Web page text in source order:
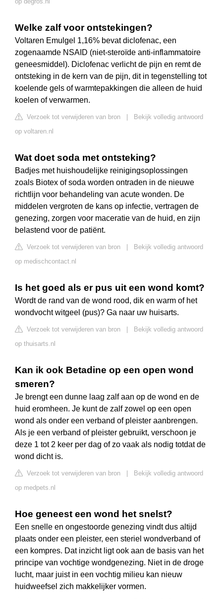
Welke zalf voor ontstekingen?
Voltaren Emulgel 1,16% bevat diclofenac, een
zogenaamde NSAID (niet-steroïde anti-inflammatoire
geneesmiddel). Diclofenac verlicht de pijn en remt de
ontsteking in de kern van de pijn, dit in tegenstelling tot
koelende gels of warmtepakkingen die alleen de huid
koelen of verwarmen.
Verzoek tot verwijderen van bron
Bekijk volledig antwoord
op voltaren.nl
Wat doet soda met ontsteking?
Badjes met huishoudelijke reinigingsoplossingen
zoals Biotex of soda worden ontraden in de nieuwe
richtlijn voor behandeling van acute wonden. De
middelen vergroten de kans op infectie, vertragen de
genezing, zorgen voor maceratie van de huid, en zijn
belastend voor de patiënt.
Verzoek tot verwijderen van bron
Bekijk volledig antwoord
op medischcontact.nl
Is het goed als er pus uit een wond komt?
Wordt de rand van de wond rood, dik en warm of het
wondvocht witgeel (pus)? Ga naar uw huisarts.
Verzoek tot verwijderen van bron
Bekijk volledig antwoord
op thuisarts.nl
Kan ik ook Betadine op een open wond
smeren?
Je brengt een dunne laag zalf aan op de wond en de
huid eromheen. Je kunt de zalf zowel op een open
wond als onder een verband of pleister aanbrengen.
Als je een verband of pleister gebruikt, verschoon je
deze 1 tot 2 keer per dag of zo vaak als nodig totdat de
wond dicht is.
Verzoek tot verwijderen van bron
Bekijk volledig antwoord
op medpets.nl
Hoe geneest een wond het snelst?
Een snelle en ongestoorde genezing vindt dus altijd
plaats onder een pleister, een steriel wondverband of
een kompres. Dat inzicht ligt ook aan de basis van het
principe van vochtige wondgenezing. Niet in de droge
lucht, maar juist in een vochtig milieu kan nieuw
huidweefsel zich makkelijker vormen.